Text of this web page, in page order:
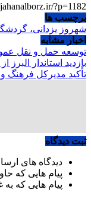
?p=1182
برچسب ها
شهروز یزدانی،
اخبار مشابه
توسعه حمل و نقل
بازدید استاندار
تأکید مدیرکل فرهنگ
ثبت دیدگاه
دیدگاه های
پیام هایی که
پیام هایی که